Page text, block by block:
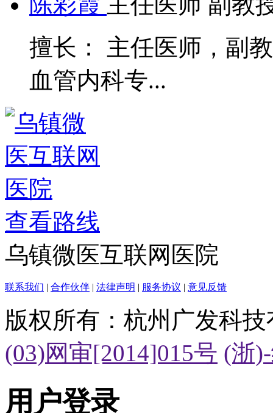
擅长： 主任医师，副
血管内科专...
查看路线
乌镇微医互联网医院
联系我们 | 合作伙伴 | 法律声明 | 服务协议 | 意见反馈
版权所有：杭州广发科
(03)网审[2014]015号 (浙
用户登录